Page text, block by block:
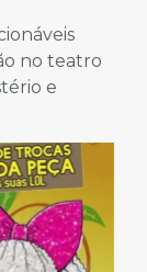
no teatro
e